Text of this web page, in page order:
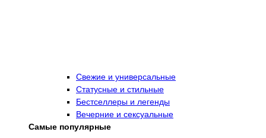
Свежие и универсальные
Статусные и стильные
Бестселлеры и легенды
Вечерние и сексуальные
Самые популярные